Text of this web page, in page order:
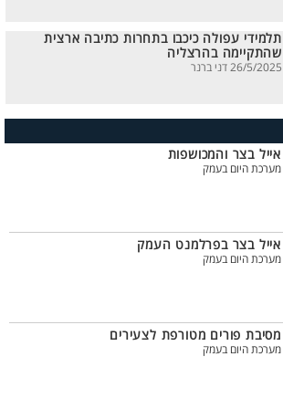
תלמידי עפולה כיכבו בתחרות כתיבה ארצית
שהתקיימה בהרצליה
26/5/2025 דני ברנר
אייל בצר והמכושפות
מערכת היום בעמק
אייל בצר בפרלמנט העמק
מערכת היום בעמק
מסיבת פורים מטורפת לצעירים
מערכת היום בעמק